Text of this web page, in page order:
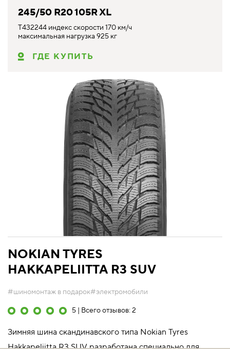
245/50 R20 105R XL
T432244 индекс скорости 170 км/ч
максимальная нагрузка 925 кг
ГДЕ КУПИТЬ
NOKIAN TYRES
HAKKAPELIITTA R3 SUV
#шиномонтаж в подарок#электромобили
5 | Всего отзывов: 2
Зимняя шина скандинавского типа Nokian Tyres